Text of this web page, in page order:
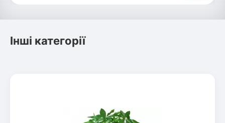
Інші категорії